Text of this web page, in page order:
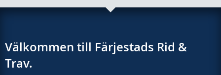
Välkommen till Färjestads Rid &
Trav.